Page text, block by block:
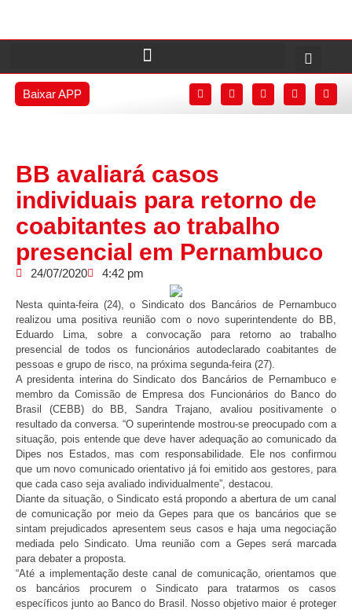
Baixar APP
BB avaliará casos
individuais para retorno de
coabitantes ao trabalho
presencial em Pernambuco
24/07/2020 4:42 pm
Nesta quinta-feira (24), o Sindicato dos Bancários de Pernambuco
realizou uma positiva reunião com o novo superintendente do BB,
Eduardo Lima, sobre a convocação para retorno ao trabalho
presencial de todos os funcionários autodeclarado coabitantes de
pessoas e grupo de risco, na próxima segunda-feira (27).
A presidenta interina do Sindicato dos Bancários de Pernambuco e
membro da Comissão de Empresa dos Funcionários do Banco do
Brasil (CEBB) do BB, Sandra Trajano, avaliou positivamente o
resultado da conversa. “O superintende mostrou-se preocupado com a
situação, pois entende que deve haver adequação ao comunicado da
Dipes nos Estados, mas com responsabilidade. Ele nos confirmou
que um novo comunicado orientativo já foi emitido aos gestores, para
que cada caso seja avaliado individualmente”, destacou.
Diante da situação, o Sindicato está propondo a abertura de um canal
de comunicação por meio da Gepes para que os bancários que se
sintam prejudicados apresentem seus casos e haja uma negociação
mediada pelo Sindicato. Uma reunião com a Gepes será marcada
para debater a proposta.
“Até a implementação deste canal de comunicação, orientamos que
os bancários procurem o Sindicato para tratarmos os casos
específicos junto ao Banco do Brasil. Nosso objetivo maior é proteger